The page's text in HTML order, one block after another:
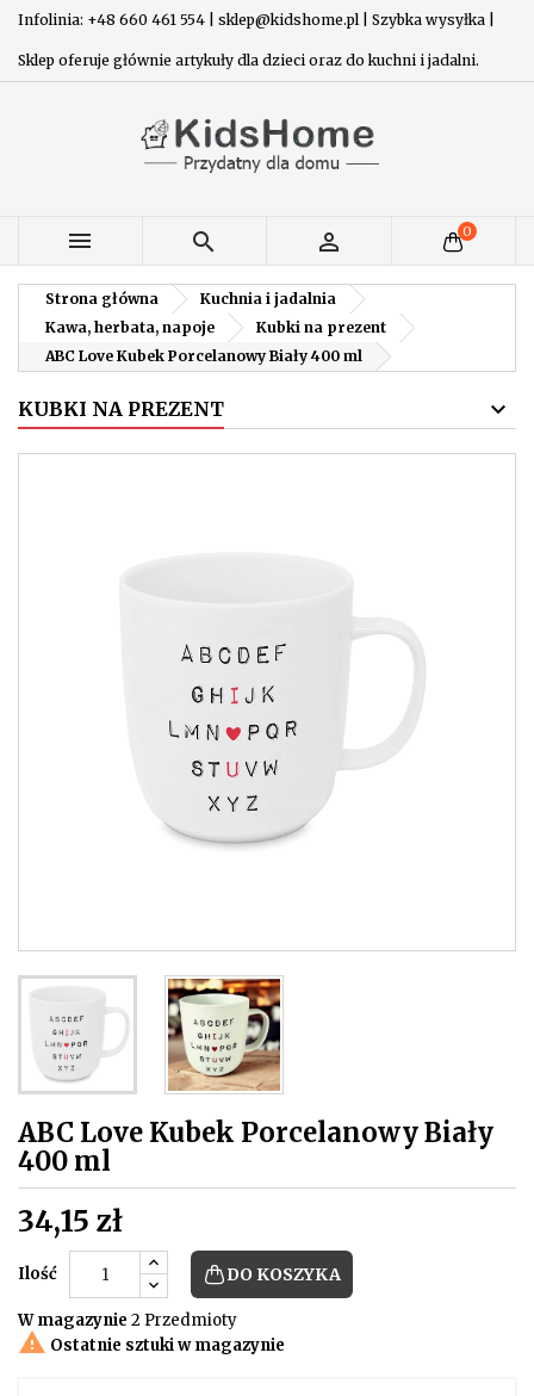
Infolinia: +48 660 461 554 | sklep@kidshome.pl | Szybka wysyłka |
Sklep oferuje głównie artykuły dla dzieci oraz do kuchni i jadalni.
   0
Strona główna
Kuchnia i jadalnia
Kawa, herbata, napoje
Kubki na prezent
ABC Love Kubek Porcelanowy Biały 400 ml
KUBKI NA PREZENT
ABC Love Kubek Porcelanowy Biały
400 ml
34,15 zł
Ilość DO KOSZYKA
W magazynie 2 Przedmioty
 Ostatnie sztuki w magazynie